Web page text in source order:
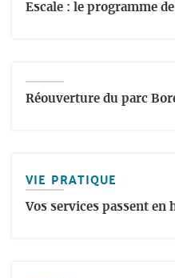
Escale : le programme
Réouverture du parc
VIE PRATIQUE
Vos services passent en